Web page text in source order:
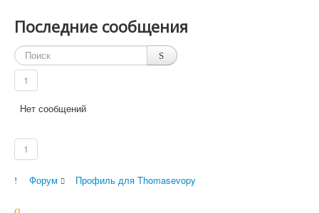
Последние сообщения
1
Нет сообщений
1
Форум Профиль для Thomasevopy